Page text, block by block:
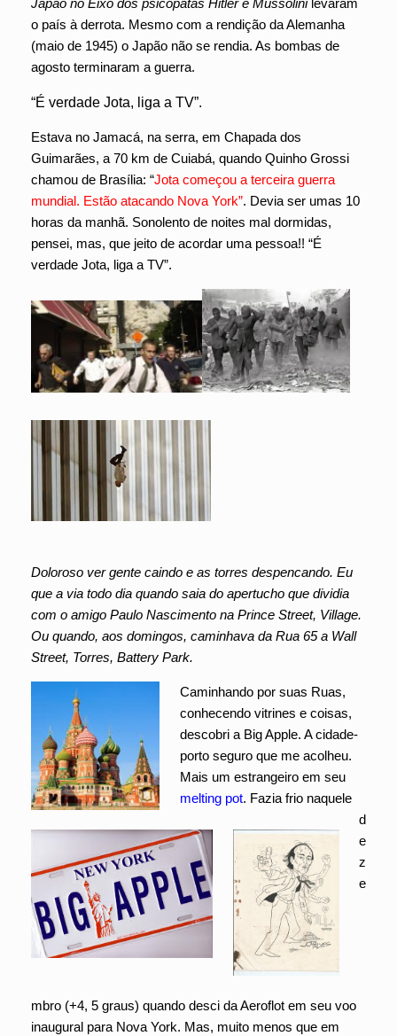
o país à derrota. Mesmo com a rendição da Alemanha
(maio de 1945) o Japão não se rendia. As bombas de
agosto terminaram a guerra.
“É verdade Jota, liga a TV”.
Estava no Jamacá, na serra, em Chapada dos
Guimarães, a 70 km de Cuiabá, quando Quinho Grossi
chamou de Brasília: “Jota começou a terceira guerra
mundial. Estão atacando Nova York”. Devia ser umas 10
horas da manhã. Sonolento de noites mal dormidas,
pensei, mas, que jeito de acordar uma pessoa!! “É
verdade Jota, liga a TV”.
Doloroso ver gente caindo e as torres despencando. Eu
que a via todo dia quando saia do apertucho que dividia
com o amigo Paulo Nascimento na Prince Street, Village.
Ou quando, aos domingos, caminhava da Rua 65 a Wall
Street, Torres, Battery Park.
Caminhando por suas Ruas,
conhecendo vitrines e coisas,
descobri a Big Apple. A cidade-
porto seguro que me acolheu.
Mais um estrangeiro em seu
melting pot. Fazia frio naquele
d
e
z
e
mbro (+4, 5 graus) quando desci da Aeroflot em seu voo
inaugural para Nova York. Mas, muito menos que em